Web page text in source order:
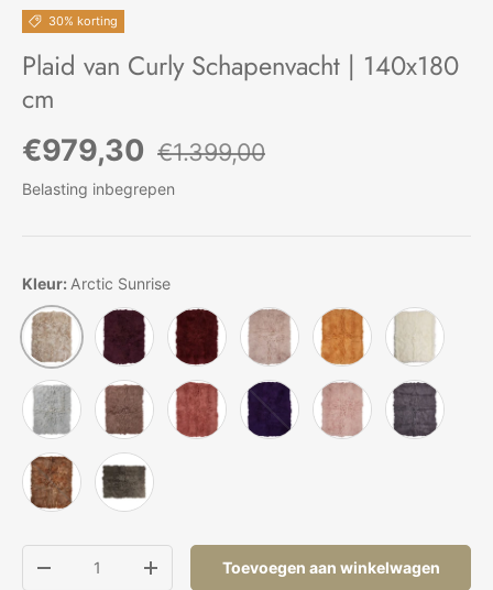
30% korting
Plaid van Curly Schapenvacht | 140x180
cm
Verkoopprijs
€979,30 Reguliere prijs
€1.399,00
Belasting inbegrepen
Kleur: Arctic Sunrise
Arctic Sunrise
AubergineBurgundyDuif Keizerlijk Geel
Ivoor
Licht GrijsNougat OudrozePaars Roze Staal Grijs
Zonsondergang
Taupe
Verlaag de hoeveelheidVerhoog de hoeveelheid
Toevoegen aan winkelwagen